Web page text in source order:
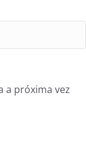
a próxima vez